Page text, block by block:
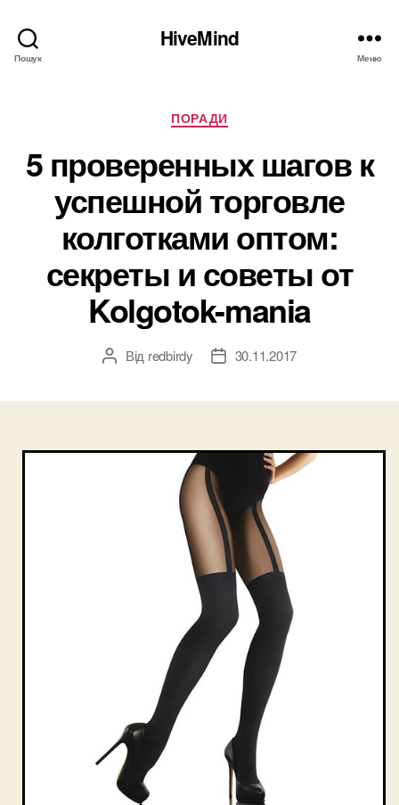
Пошук
HiveMind
Меню
Категорії
ПОРАДИ
5 проверенных шагов к
успешной торговле
колготками оптом:
секреты и советы от
Kolgotok-mania
Автор
Від redbirdy
Дата30.11.2017